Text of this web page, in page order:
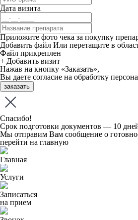
Дата визита
Приложите фото чека за покупку
Добавить файл Или перетащите в
Файл прикреплен
+ Добавить визит
Нажав на кнопку «Заказать»,
Вы даете согласие на обработку
заказать
Спасибо!
Срок подготовки документов — 10
Мы отправим Вам сообщение о
перейти на главную
Главная
Услуги
Записаться
на прием